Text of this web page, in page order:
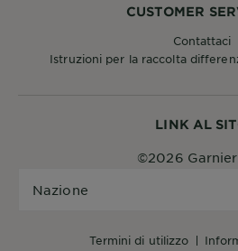
LINK AL
termini di utilizzo
Nazione
©2026 Garnier
CUSTOMER
Contattaci
Istruzioni per la raccolta